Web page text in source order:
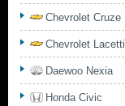
Chevrolet Cruze
Chevrolet Lacetti
Daewoo Nexia
Honda Civic